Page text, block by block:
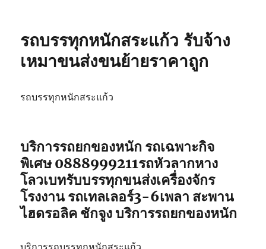
รถบรรทุกหนักสระแก้ว รับจ้าง
เหมาขนส่งขนย้ายราคาถูก
รถบรรทุกหนักสระแก้ว
บริการรถยกของหนัก รถเฉพาะกิจ
พิเศษ 0888999211รถหัวลากหาง
โลวเบทรับบรรทุกขนส่งเครื่องจักร
โรงงาน รถเทลเลอร์3-6เพลา สะพาน
ไฮดรอลิค ชักจูง บริการรถยกของหนัก
บริการรถบรรทุกหนักสระแก้ว